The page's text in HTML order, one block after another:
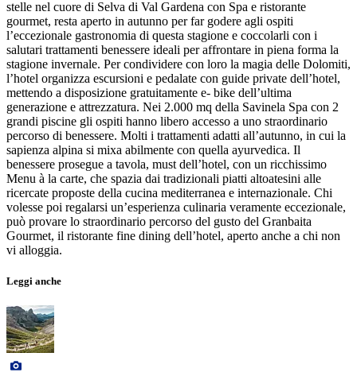
stelle nel cuore di Selva di Val Gardena con Spa e ristorante
gourmet, resta aperto in autunno per far godere agli ospiti
l’eccezionale gastronomia di questa stagione e coccolarli con i
salutari trattamenti benessere ideali per affrontare in piena forma la
stagione invernale. Per condividere con loro la magia delle Dolomiti,
l’hotel organizza escursioni e pedalate con guide private dell’hotel,
mettendo a disposizione gratuitamente e- bike dell’ultima
generazione e attrezzatura. Nei 2.000 mq della Savinela Spa con 2
grandi piscine gli ospiti hanno libero accesso a uno straordinario
percorso di benessere. Molti i trattamenti adatti all’autunno, in cui la
sapienza alpina si mixa abilmente con quella ayurvedica. Il
benessere prosegue a tavola, must dell’hotel, con un ricchissimo
Menu à la carte, che spazia dai tradizionali piatti altoatesini alle
ricercate proposte della cucina mediterranea e internazionale. Chi
volesse poi regalarsi un’esperienza culinaria veramente eccezionale,
può provare lo straordinario percorso del gusto del Granbaita
Gourmet, il ristorante fine dining dell’hotel, aperto anche a chi non
vi alloggia.
Leggi anche